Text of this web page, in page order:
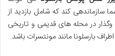
سازماندهی کند که شامل بازدید از
در محله های قدیمی و تاریخی
بارسلونا مانند مونتسرات باشد.